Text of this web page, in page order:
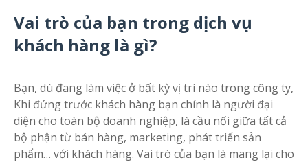
Vai trò của bạn trong dịch vụ
khách hàng là gì?
Bạn, dù đang làm việc ở bất kỳ vị trí nào trong công ty,
Khi đứng trước khách hàng bạn chính là người đại
diện cho toàn bộ doanh nghiệp, là cầu nối giữa tất cả
bộ phận từ bán hàng, marketing, phát triển sản
phẩm… với khách hàng. Vai trò của bạn là mang lại cho